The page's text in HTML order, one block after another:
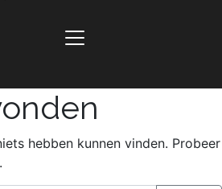
hebben kunnen vinden. Probeer